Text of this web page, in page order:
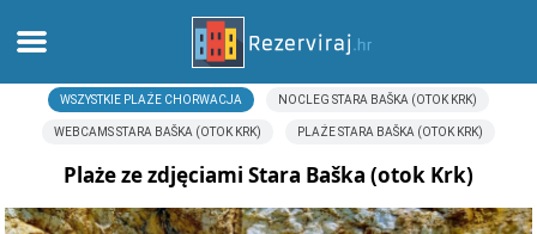
Dom
Apartamenty
WSZYSTKIE PLAŻE CHORWACJA NOCLEG STARA BAŠKA (OTOK KRK)
WEBCAMS STARA BAŠKA (OTOK KRK) PLAŻE STARA BAŠKA (OTOK KRK)
Plaże ze zdjęciami Stara Baška (otok Krk)